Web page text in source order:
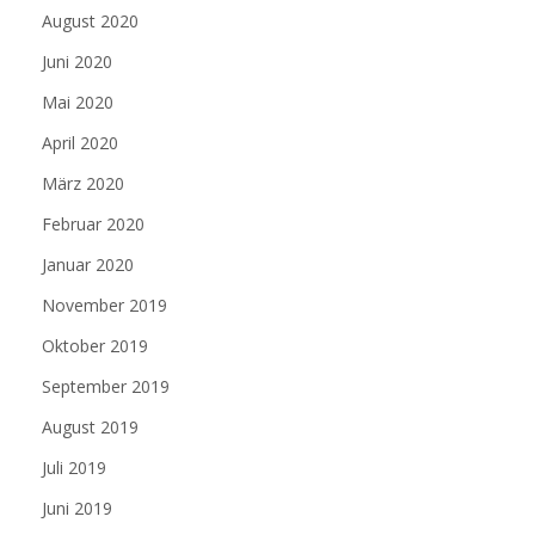
August 2020
Juni 2020
Mai 2020
April 2020
März 2020
Februar 2020
Januar 2020
November 2019
Oktober 2019
September 2019
August 2019
Juli 2019
Juni 2019